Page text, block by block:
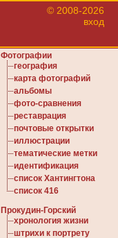
© 2008-2026
вход
Фотографии
география
карта фотографий
альбомы
фото-сравнения
реставрация
почтовые открытки
иллюстрации
тематические метки
идентификация
список Хантингтона
список 416
Прокудин-Горский
хронология жизни
штрихи к портрету